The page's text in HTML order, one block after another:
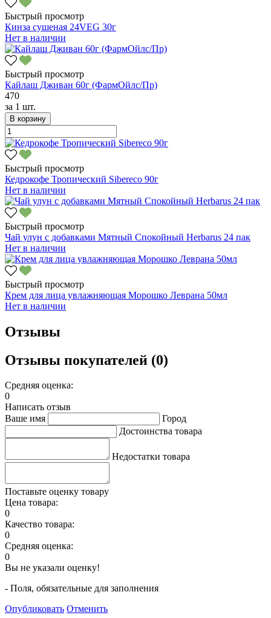
Быстрый просмотр
Кинза сушеная 24VEG 30г
Нет в наличии
Быстрый просмотр
Кайлаш Дживан 60г (ФармОйлс/Пр)
470
за 1 шт.
В корзину
Быстрый просмотр
Кедрокофе Тропический Sibereco 90г
Нет в наличии
Быстрый просмотр
Чай улун с добавками Мятный Спокойный Herbarus 24 пак
Нет в наличии
Быстрый просмотр
Крем для лица увлажняющая Морошко Леврана 50мл
Нет в наличии
Отзывы
Отзывы покупателей (0)
Средняя оценка:
0
Написать отзыв
Ваше имя
Город
Достоинства товара
Недостатки товара
Поставьте оценку товару
Цена товара:
0
Качество товара:
0
Средняя оценка:
0
Вы не указали оценку!
- Поля, обязательные для заполнения
Опубликовать Отменить